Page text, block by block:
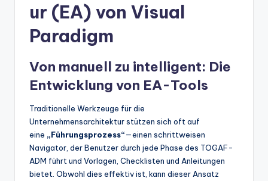
ur (EA) von Visual
Paradigm
Von manuell zu intelligent: Die
Entwicklung von EA-Tools
Traditionelle Werkzeuge für die
Unternehmensarchitektur stützen sich oft auf
eine „Führungsprozess“—einen schrittweisen
Navigator, der Benutzer durch jede Phase des TOGAF-
ADM führt und Vorlagen, Checklisten und Anleitungen
bietet. Obwohl dies effektiv ist, kann dieser Ansatz